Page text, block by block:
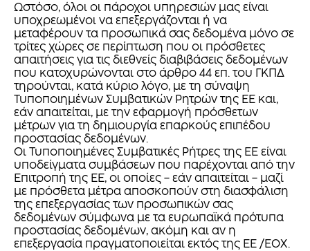
Ωστόσο, όλοι οι πάροχοι υπηρεσιών μας είναι
υποχρεωμένοι να επεξεργάζονται ή να
μεταφέρουν τα προσωπικά σας δεδομένα μόνο σε
τρίτες χώρες σε περίπτωση που οι πρόσθετες
απαιτήσεις για τις διεθνείς διαβιβάσεις δεδομένων
που κατοχυρώνονται στο άρθρο 44 επ. του ΓΚΠΔ
τηρούνται, κατά κύριο λόγο, με τη σύναψη
Τυποποιημένων Συμβατικών Ρητρών της ΕΕ και,
εάν απαιτείται, με την εφαρμογή πρόσθετων
μέτρων για τη δημιουργία επαρκούς επιπέδου
προστασίας δεδομένων.
Οι Τυποποιημένες Συμβατικές Ρήτρες της ΕΕ είναι
υποδείγματα συμβάσεων που παρέχονται από την
Επιτροπή της ΕΕ, οι οποίες – εάν απαιτείται – μαζί
με πρόσθετα μέτρα αποσκοπούν στη διασφάλιση
της επεξεργασίας των προσωπικών σας
δεδομένων σύμφωνα με τα ευρωπαϊκά πρότυπα
προστασίας δεδομένων, ακόμη και αν η
επεξεργασία πραγματοποιείται εκτός της ΕΕ /ΕΟΧ.